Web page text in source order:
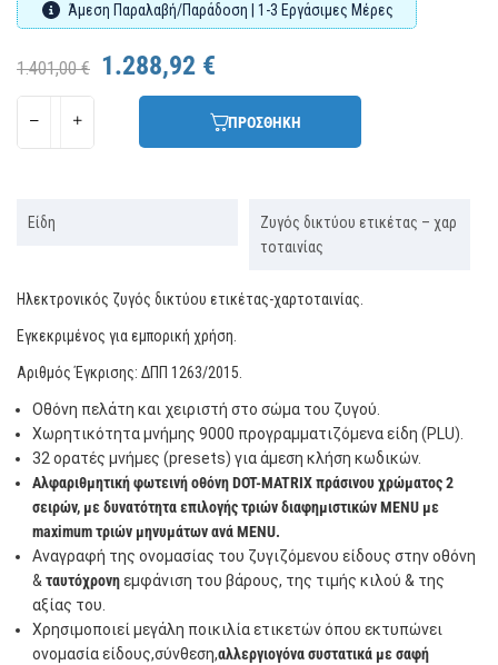
Άμεση Παραλαβή/Παράδοση | 1-3 Εργάσιμες Μέρες
1.401,00 € 1.288,92 €
ΠΡΟΣΘΗΚΗ
Είδη
Ζυγός δικτύου ετικέτας – χαρ
τοταινίας
Ηλεκτρονικός ζυγός δικτύου ετικέτας-χαρτοταινίας.
Εγκεκριμένος για εμπορική χρήση.
Αριθμός Έγκρισης: ΔΠΠ 1263/2015.
Οθόνη πελάτη και χειριστή στο σώμα του ζυγού.
Χωρητικότητα μνήμης 9000 προγραμματιζόμενα είδη (PLU).
32 ορατές μνήμες (presets) για άμεση κλήση κωδικών.
Αλφαριθμητική φωτεινή οθόνη DOT-MATRIX πράσινου χρώματος 2
σειρών, με δυνατότητα επιλογής τριών διαφημιστικών MENU με
maximum τριών μηνυμάτων ανά MENU.
Αναγραφή της ονομασίας του ζυγιζόμενου είδους στην οθόνη
& ταυτόχρονηεμφάνιση του βάρους, της τιμής κιλού & της
αξίας του.
Xρησιμοποιεί μεγάλη ποικιλία ετικετών όπου εκτυπώνει
ονoμασία είδους,σύνθεση,αλλεργιογόνα συστατικά με σαφή